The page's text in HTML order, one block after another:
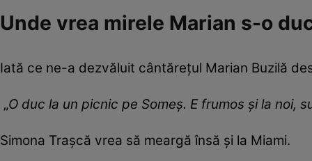
Unde vrea mirele Marian s-o
Iată ce ne-a dezvăluit cântărețul Marian Buzilă
„O duc la un picnic pe Someș. E frumos și la noi,
Simona Trașcă vrea să meargă însă și la Miami.